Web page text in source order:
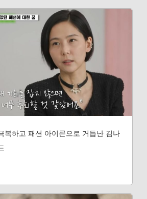
복하고 패션 아이콘으로 거듭난 김나